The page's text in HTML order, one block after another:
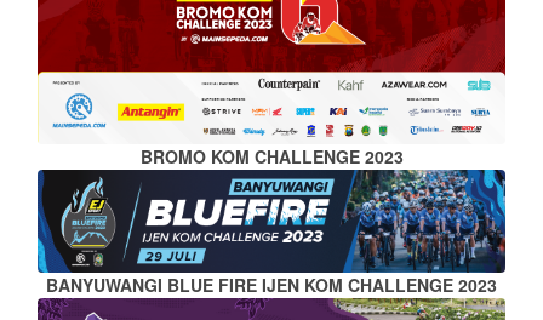
BROMO KOM CHALLENGE 2023
BANYUWANGI BLUE FIRE IJEN KOM CHALLENGE 2023